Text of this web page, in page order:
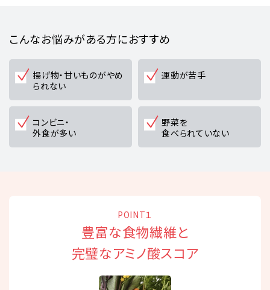
こんなお悩みがある方におすすめ
揚げ物・甘いものがやめ
られない
運動が苦手
コンビニ・
外食が多い
野菜を
食べられていない
POINT１
豊富な食物繊維と
完璧なアミノ酸スコア